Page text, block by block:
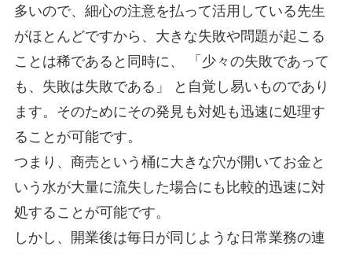
多いので、細心の注意を払って活用している先生
がほとんどですから、大きな失敗や問題が起こる
ことは稀であると同時に、 「少々の失敗であって
も、失敗は失敗である」 と自覚し易いものであり
ます。そのためにその発見も対処も迅速に処理す
ることが可能です。
つまり、商売という桶に大きな穴が開いてお金と
いう水が大量に流失した場合にも比較的迅速に対
処することが可能です。
しかし、開業後は毎日が同じような日常業務の連